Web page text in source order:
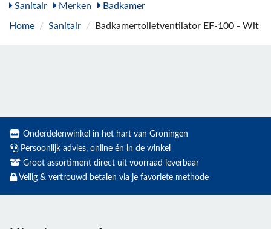
Sanitair
Merken Badkamer
Home / Sanitair / Badkamertoiletventilator EF-100 - Wit
Onderdelenwinkel in het hart van Groningen
Persoonlijk advies, online én in de winkel
Groot assortiment direct uit voorraad leverbaar
Veilig & vertrouwd betalen via je favoriete methode